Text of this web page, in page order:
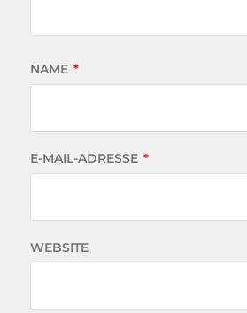
NAME *
E-MAIL-ADRESSE *
WEBSITE